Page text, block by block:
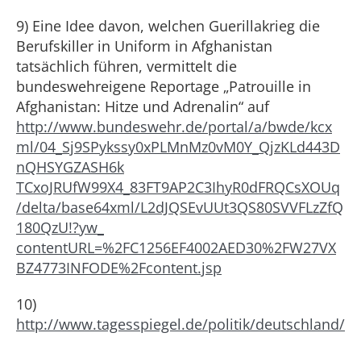
9) Eine Idee davon, welchen Guerillakrieg die
Berufskiller in Uniform in Afghanistan
tatsächlich führen, vermittelt die
bundeswehreigene Reportage „Patrouille in
Afghanistan: Hitze und Adrenalin“ auf
http://www.bundeswehr.de/portal/a/bwde/kcx
ml/04_Sj9SPykssy0xPLMnMz0vM0Y_QjzKLd443D
nQHSYGZASH6k
TCxoJRUfW99X4_83FT9AP2C3IhyR0dFRQCsXOUq
/delta/base64xml/L2dJQSEvUUt3QS80SVVFLzZfQ
180QzU!?yw_
contentURL=%2FC1256EF4002AED30%2FW27VX
BZ4773INFODE%2Fcontent.jsp
10)
http://www.tagesspiegel.de/politik/deutschland/